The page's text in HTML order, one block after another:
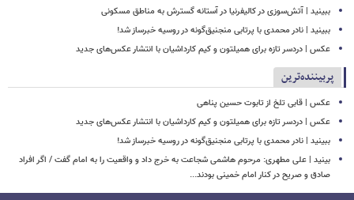
ببینید | آتش‌سوزی در کالیفرنیا در آستانه گسترش به مناطق مسکونی
ببینید | نادر محمدی با پرتابی منجنیق‌گونه در روسیه خبرساز شد!
عکس | دردسر تازه برای همیلتون و کیم کارداشیان با انتشار عکس‌های جدید
پربیننده‌ترین
عکس | قابی تلخ از تابوت حسین پناهی
عکس | دردسر تازه برای همیلتون و کیم کارداشیان با انتشار عکس‌های جدید
ببینید | نادر محمدی با پرتابی منجنیق‌گونه در روسیه خبرساز شد!
بینید | علی مطهری: مرحوم هاشمی شجاعت به خرج داد و واقعیت را به امام گفت / اگر افراد
صادق و صریح در کنار امام خمینی بودند...